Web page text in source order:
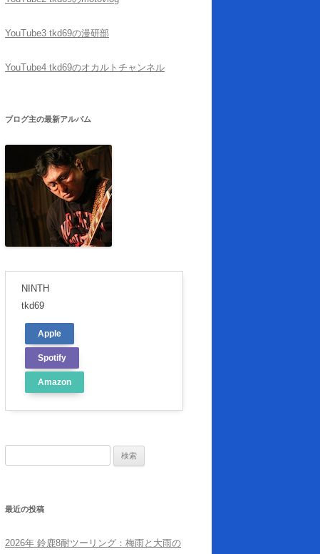
YouTube3 tkd69の漫研部
YouTube4 tkd69のオカルトチャンネル
ブログ主の最新アルバム
NINTH
tkd69
Apple
Spotify
Amazon
最近の投稿
2026年 鈴鹿8耐ツーリング：梅雨と大雨の